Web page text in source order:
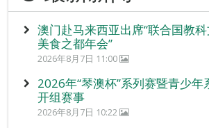
澳门赴马来西亚出席“联合国教
美食之都年会”
2026年8月7日 11:00
2026年“琴澳杯”系列赛暨青少年
开组赛事
2026年8月7日 10:22